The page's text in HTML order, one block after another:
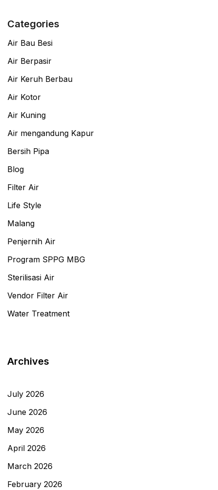
Categories
Air Bau Besi
Air Berpasir
Air Keruh Berbau
Air Kotor
Air Kuning
Air mengandung Kapur
Bersih Pipa
Blog
Filter Air
Life Style
Malang
Penjernih Air
Program SPPG MBG
Sterilisasi Air
Vendor Filter Air
Water Treatment
Archives
July 2026
June 2026
May 2026
April 2026
March 2026
February 2026